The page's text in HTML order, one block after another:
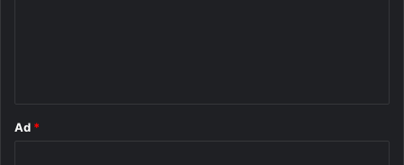
Ad *